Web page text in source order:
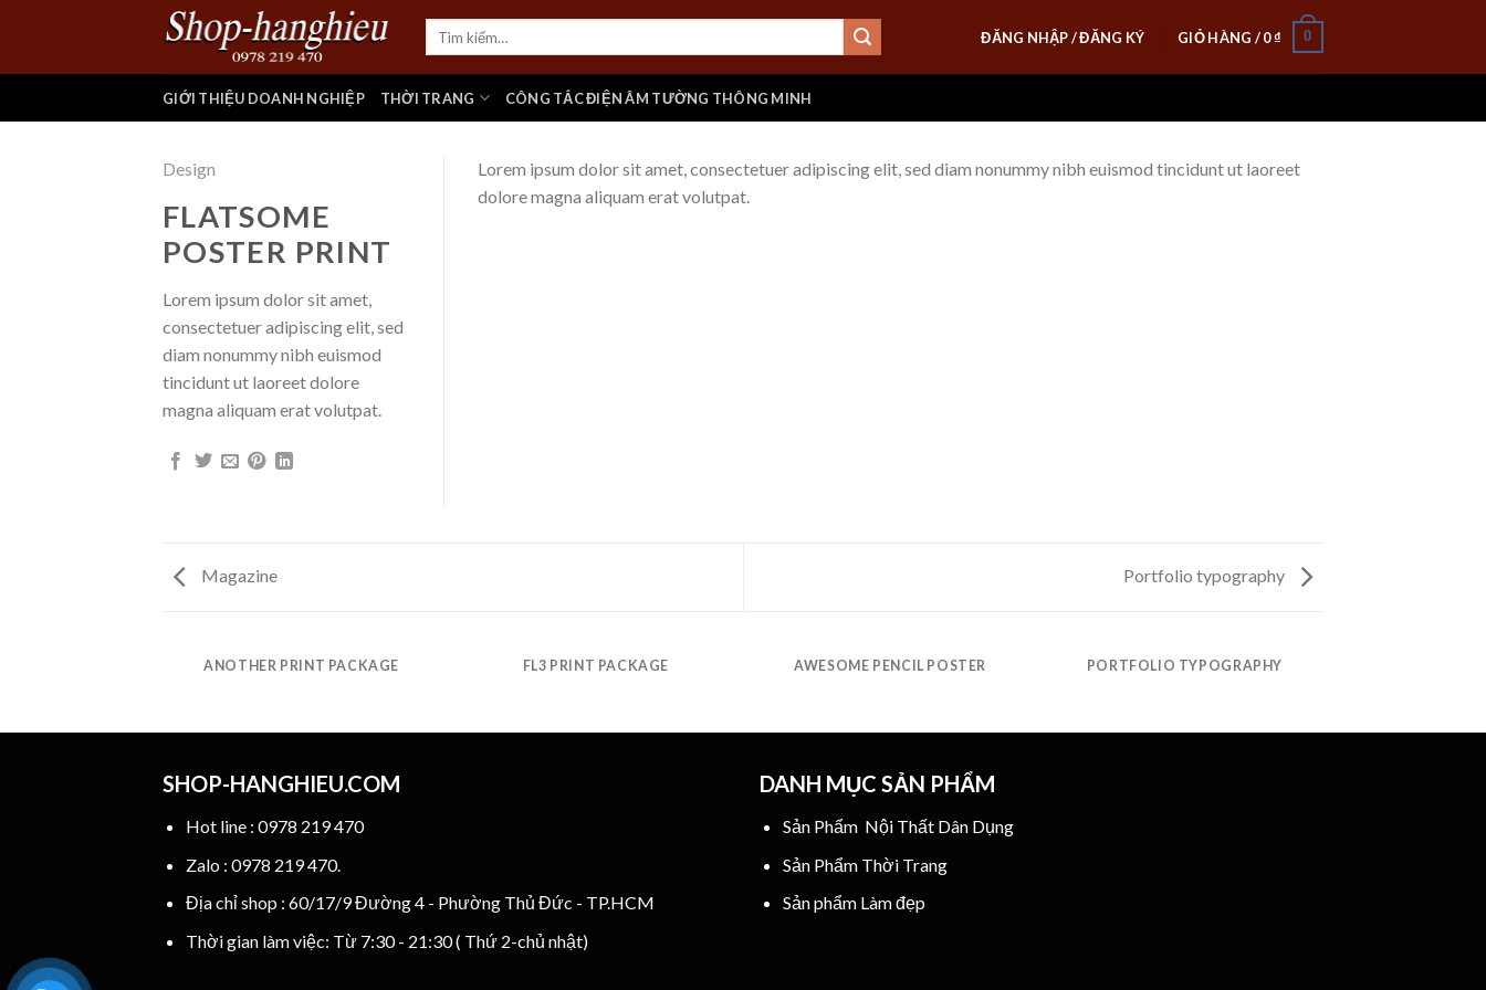
ĐĂNG NHẬP / ĐĂNG KÝ GIỎ HÀNG /0₫ 0
GIỚI THIỆU DOANH NGHIỆP THỜI TRANG CÔNG TẮC ĐIỆN ÂM TƯỜNG THÔNG MINH
Design
FLATSOME
POSTER PRINT
Lorem ipsum dolor sit amet,
consectetuer adipiscing elit, sed
diam nonummy nibh euismod
tincidunt ut laoreet dolore
magna aliquam erat volutpat.
Lorem ipsum dolor sit amet, consectetuer adipiscing elit, sed diam nonummy nibh euismod tincidunt ut laoreet
dolore magna aliquam erat volutpat.
Magazine Portfolio typography
ANOTHER PRINT PACKAGE FL3 PRINT PACKAGE AWESOME PENCIL POSTER PORTFOLIO TYPOGRAPHY
SHOP-HANGHIEU.COM
Hot line : 0978 219 470
Zalo : 0978 219 470.
Địa chỉ shop : 60/17/9 Đường 4 - Phường Thủ Đức - TP.HCM
Thời gian làm việc: Từ 7:30 - 21:30 ( Thứ 2-chủ nhật)
DANH MỤC SẢN PHẨM
Sản Phẩm Nội Thất Dân Dụng
Sản Phẩm Thời Trang
Sản phẩm Làm đẹp